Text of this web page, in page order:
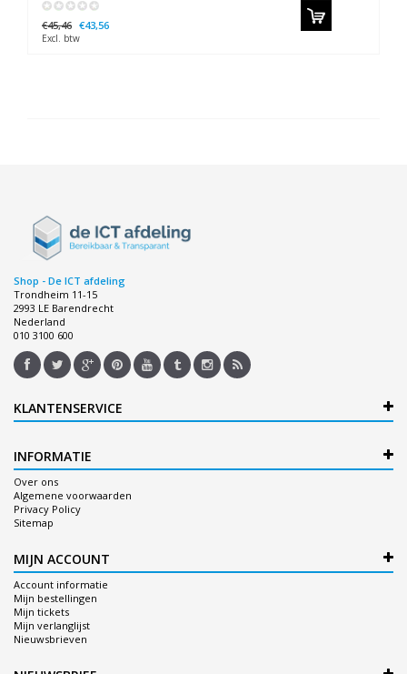
€45,46 €43,56
Excl. btw
Shop - De ICT afdeling
Trondheim 11-15
2993 LE Barendrecht
Nederland
010 3100 600
KLANTENSERVICE
INFORMATIE
Over ons
Algemene voorwaarden
Privacy Policy
Sitemap
MIJN ACCOUNT
Account informatie
Mijn bestellingen
Mijn tickets
Mijn verlanglijst
Nieuwsbrieven